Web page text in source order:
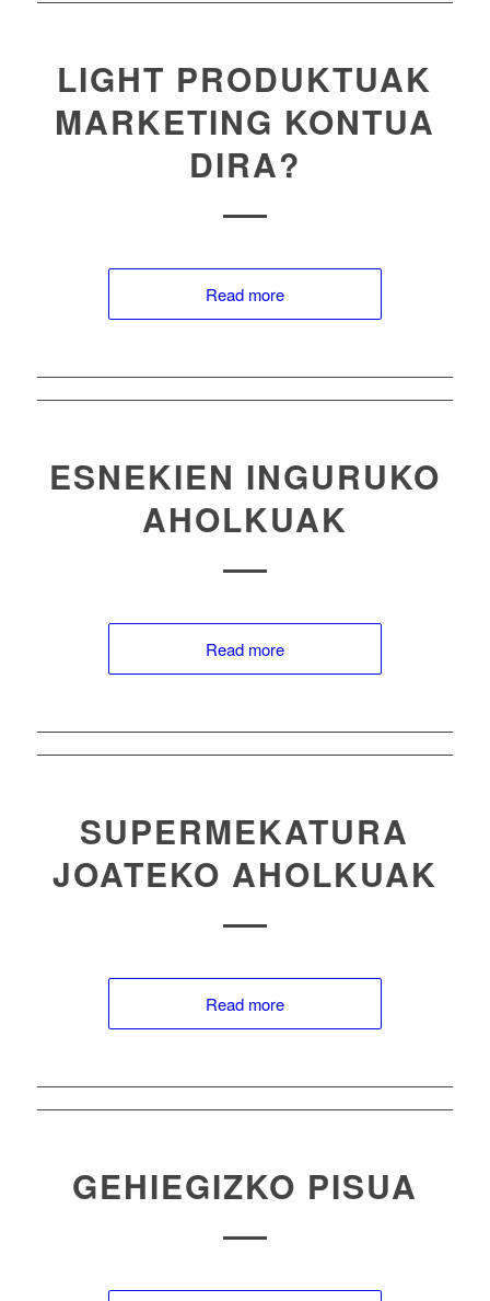
LIGHT PRODUKTUAK
MARKETING KONTUA
DIRA?
Read more
ESNEKIEN INGURUKO
AHOLKUAK
Read more
SUPERMEKATURA
JOATEKO AHOLKUAK
Read more
GEHIEGIZKO PISUA